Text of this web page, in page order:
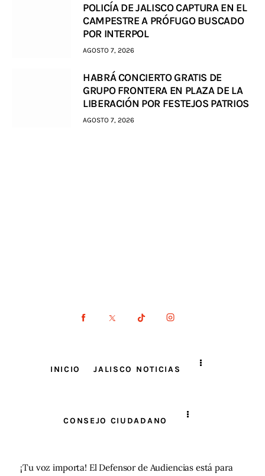
POLICÍA DE JALISCO CAPTURA EN EL
CAMPESTRE A PRÓFUGO BUSCADO
POR INTERPOL
AGOSTO 7, 2026
HABRÁ CONCIERTO GRATIS DE
GRUPO FRONTERA EN PLAZA DE LA
LIBERACIÓN POR FESTEJOS PATRIOS
AGOSTO 7, 2026
INICIO JALISCO NOTICIAS
CONSEJO CIUDADANO
¡Tu voz importa! El Defensor de Audiencias está para